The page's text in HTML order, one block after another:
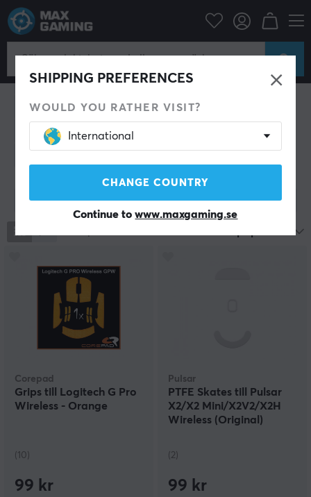
SHIPPING PREFERENCES
WOULD YOU RATHER VISIT?
International
CHANGE COUNTRY
Continue towww.maxgaming.se
Datortillbehör
Datormus & Tillbehör
Gamingmus Mouse skates Mouse Bungee
Handledsstöd Arm Sleeve Kabel till möss
Grepp till möss Gamingpaket
Visa filter
Corepad
Grips till Logitech G Pro
Wireless - Orange
(10)
99 kr
Pulsar
PTFE Skates till Pulsar
X2/X2 Mini/X2V2/X2H
Wireless (Original)
(2)
99 kr